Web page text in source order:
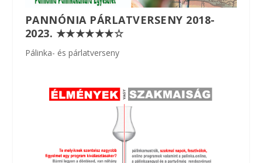
PANNÓNIA PÁRLATVERSENY 2018-
2023. ★★★★★★☆
Pálinka- és párlatverseny